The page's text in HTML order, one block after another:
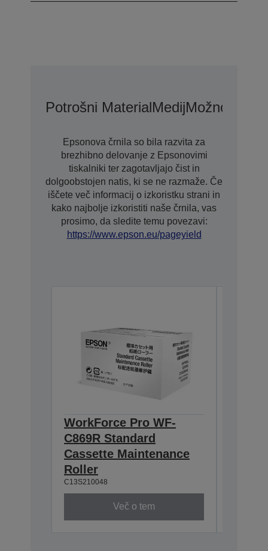
Potrošni MaterialMedijMožnosti
Epsonova črnila so bila razvita za
brezhibno delovanje z Epsonovimi
tiskalniki ter zagotavljajo čist in
dolgoobstojen natis, ki se ne razmaže. Če
iščete več informacij o izkoristku strani in
kako najbolje izkoristiti naše črnila, vas
prosimo, da sledite temu povezavi:
https://www.epson.eu/pageyield
WorkForce Pro WF-
C869R Standard
Cassette Maintenance
Roller
C13S210048
Več o tem